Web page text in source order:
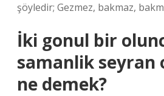
şöyledir; Gezmez, bakmaz,
İki gonul bir
samanlik seyran
ne demek?